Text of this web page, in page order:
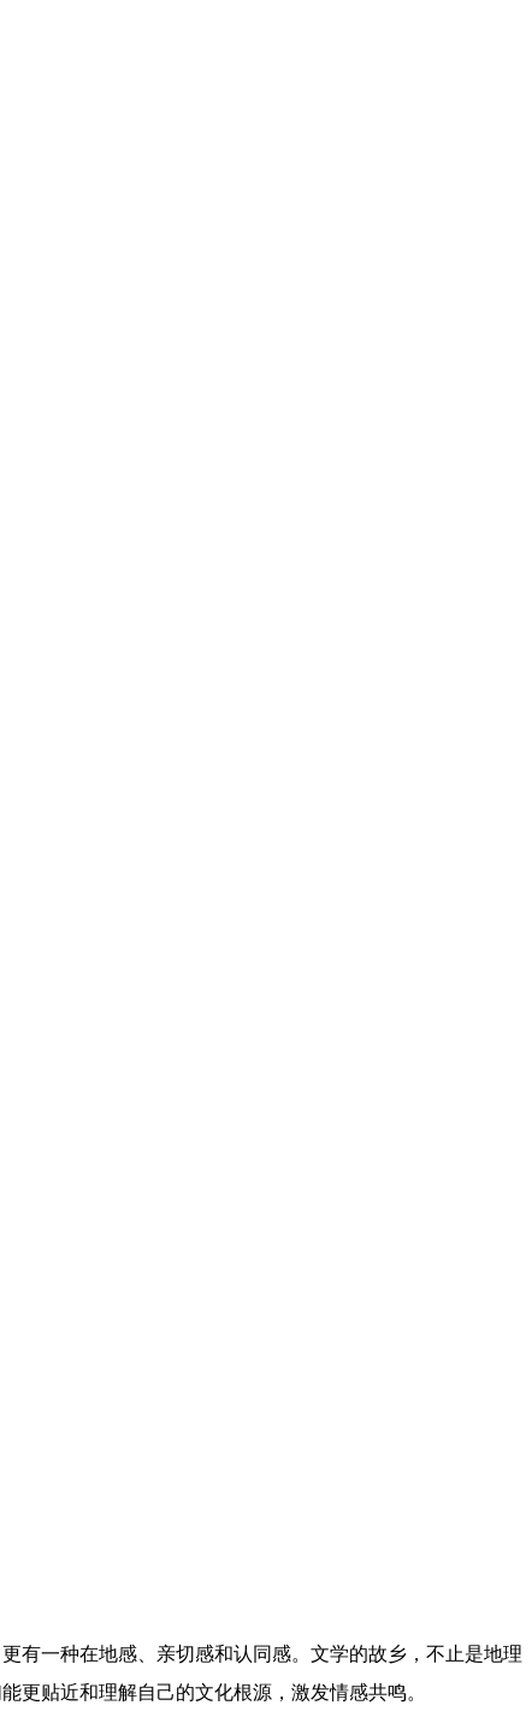
有一种在地感、亲切感和认同感。 文学的故乡，不 止是地理
能更贴近和理解自己的文化根源 ， 激发情感共鸣。